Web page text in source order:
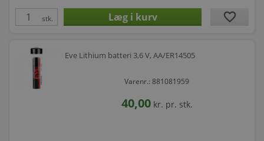
stk. favorite
Eve Lithium batteri 3,6 V, AA/ER14505
Varenr.: 881081959
40,00 kr. pr. stk.